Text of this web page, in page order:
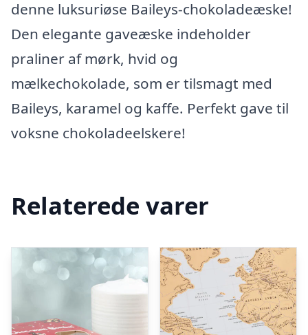
denne luksuriøse Baileys-chokoladeæske!
Den elegante gaveæske indeholder
praliner af mørk, hvid og
mælkechokolade, som er tilsmagt med
Baileys, karamel og kaffe. Perfekt gave til
voksne chokoladeelskere!
Relaterede varer